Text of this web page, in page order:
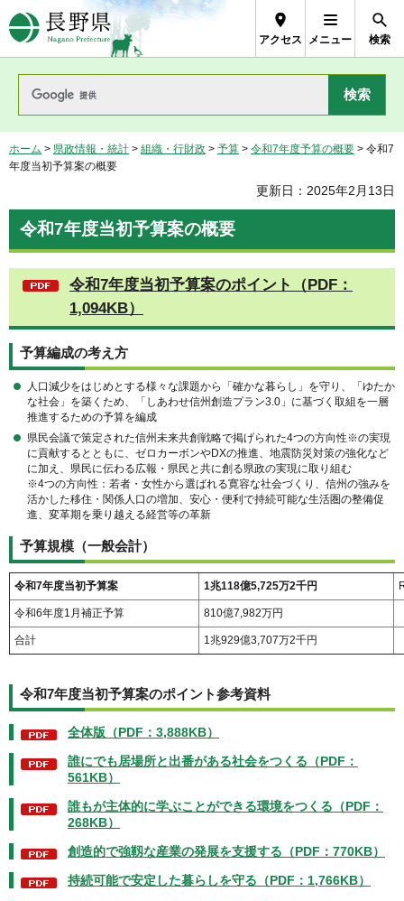
長野県Nagano Prefecture
アクセス メニュー 検索
ホーム > 県政情報・統計 > 組織・行財政 > 予算 > 令和7年度予算の概要 > 令和7
年度当初予算案の概要
更新日：2025年2月13日
令和7年度当初予算案の概要
令和7年度当初予算案のポイント（PDF：
1,094KB）
予算編成の考え方
人口減少をはじめとする様々な課題から「確かな暮らし」を守り、「ゆたか
な社会」を築くため、「しあわせ信州創造プラン3.0」に基づく取組を一層
推進するための予算を編成
県⺠会議で策定された信州未来共創戦略で掲げられた4つの⽅向性※の実現
に貢献するとともに、ゼロカーボンやDXの推進、地震防災対策の強化など
に加え、県⺠に伝わる広報・県⺠と共に創る県政の実現に取り組む
※4つの⽅向性：若者・⼥性から選ばれる寛容な社会づくり、信州の強みを
活かした移住・関係人口の増加、安⼼・便利で持続可能な⽣活圏の整備促
進、変⾰期を乗り越える経営等の⾰新
予算規模（一般会計）
令和7年度当初予算案 1兆118億5,725万2千円
令和6年度1⽉補正予算 810億7,982万円
合計 1兆929億3,707万2千円
令和7年度当初予算案のポイント参考資料
全体版（PDF：3,888KB）
誰にでも居場所と出番がある社会をつくる（PDF：
561KB）
誰もが主体的に学ぶことができる環境をつくる（PDF：
268KB）
創造的で強靱な産業の発展を支援する（PDF：770KB）
持続可能で安定した暮らしを守る（PDF：1,766KB）